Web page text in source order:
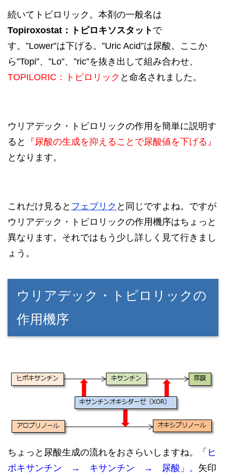
続いてトピロリック。本剤の一般名は
Topiroxostat：トピロキソスタット で
す。”Lower”は下げる。”Uric Acid”は尿酸。ここか
ら”Topi”、”Lo”、”ric”を抜き出して組み合わせ、
TOPILORIC：トピロリック と命名されました。
ウリアデック・トピロリックの作用を簡単に説明す
ると
『尿酸の生成を抑えることで尿酸値を下げる』
となります。
これだけ見ると フェブリク と同じですよね。ですが
ウリアデック・トピロリックの作用機序はちょっと
異なります。それではもう少し詳しく見て行きまし
ょう。
ウリアデック・トピロリックの
作用機序
ちょっと尿酸生成の流れをおさらいしますね。「 ヒ
ポキサンチン → キサンチン → 尿酸」。 矢印